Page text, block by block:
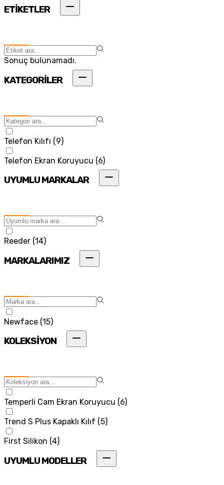
ETİKETLER
Sonuç bulunamadı.
KATEGORİLER
Telefon Kılıfı (9)
Telefon Ekran Koruyucu (6)
UYUMLU MARKALAR
Reeder (14)
MARKALARIMIZ
Newface (15)
KOLEKSİYON
Temperli Cam Ekran Koruyucu (6)
Trend S Plus Kapaklı Kılıf (5)
First Silikon (4)
UYUMLU MODELLER